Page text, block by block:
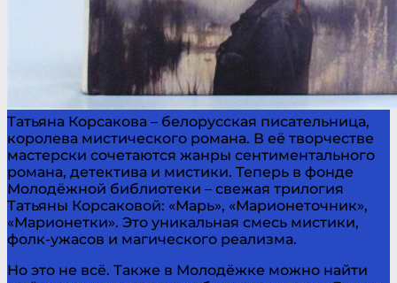
Татьяна Корсакова – белорусская писательница,
королева мистического романа. В её творчестве
мастерски сочетаются жанры сентиментального
романа, детектива и мистики. Теперь в фонде
Молодёжной библиотеки – свежая трилогия
Татьяны Корсаковой: «Марь», «Марионеточник»,
«Марионетки». Это уникальная смесь мистики,
фолк-ужасов и магического реализма.
Но это не всё. Также в Молодёжке можно найти